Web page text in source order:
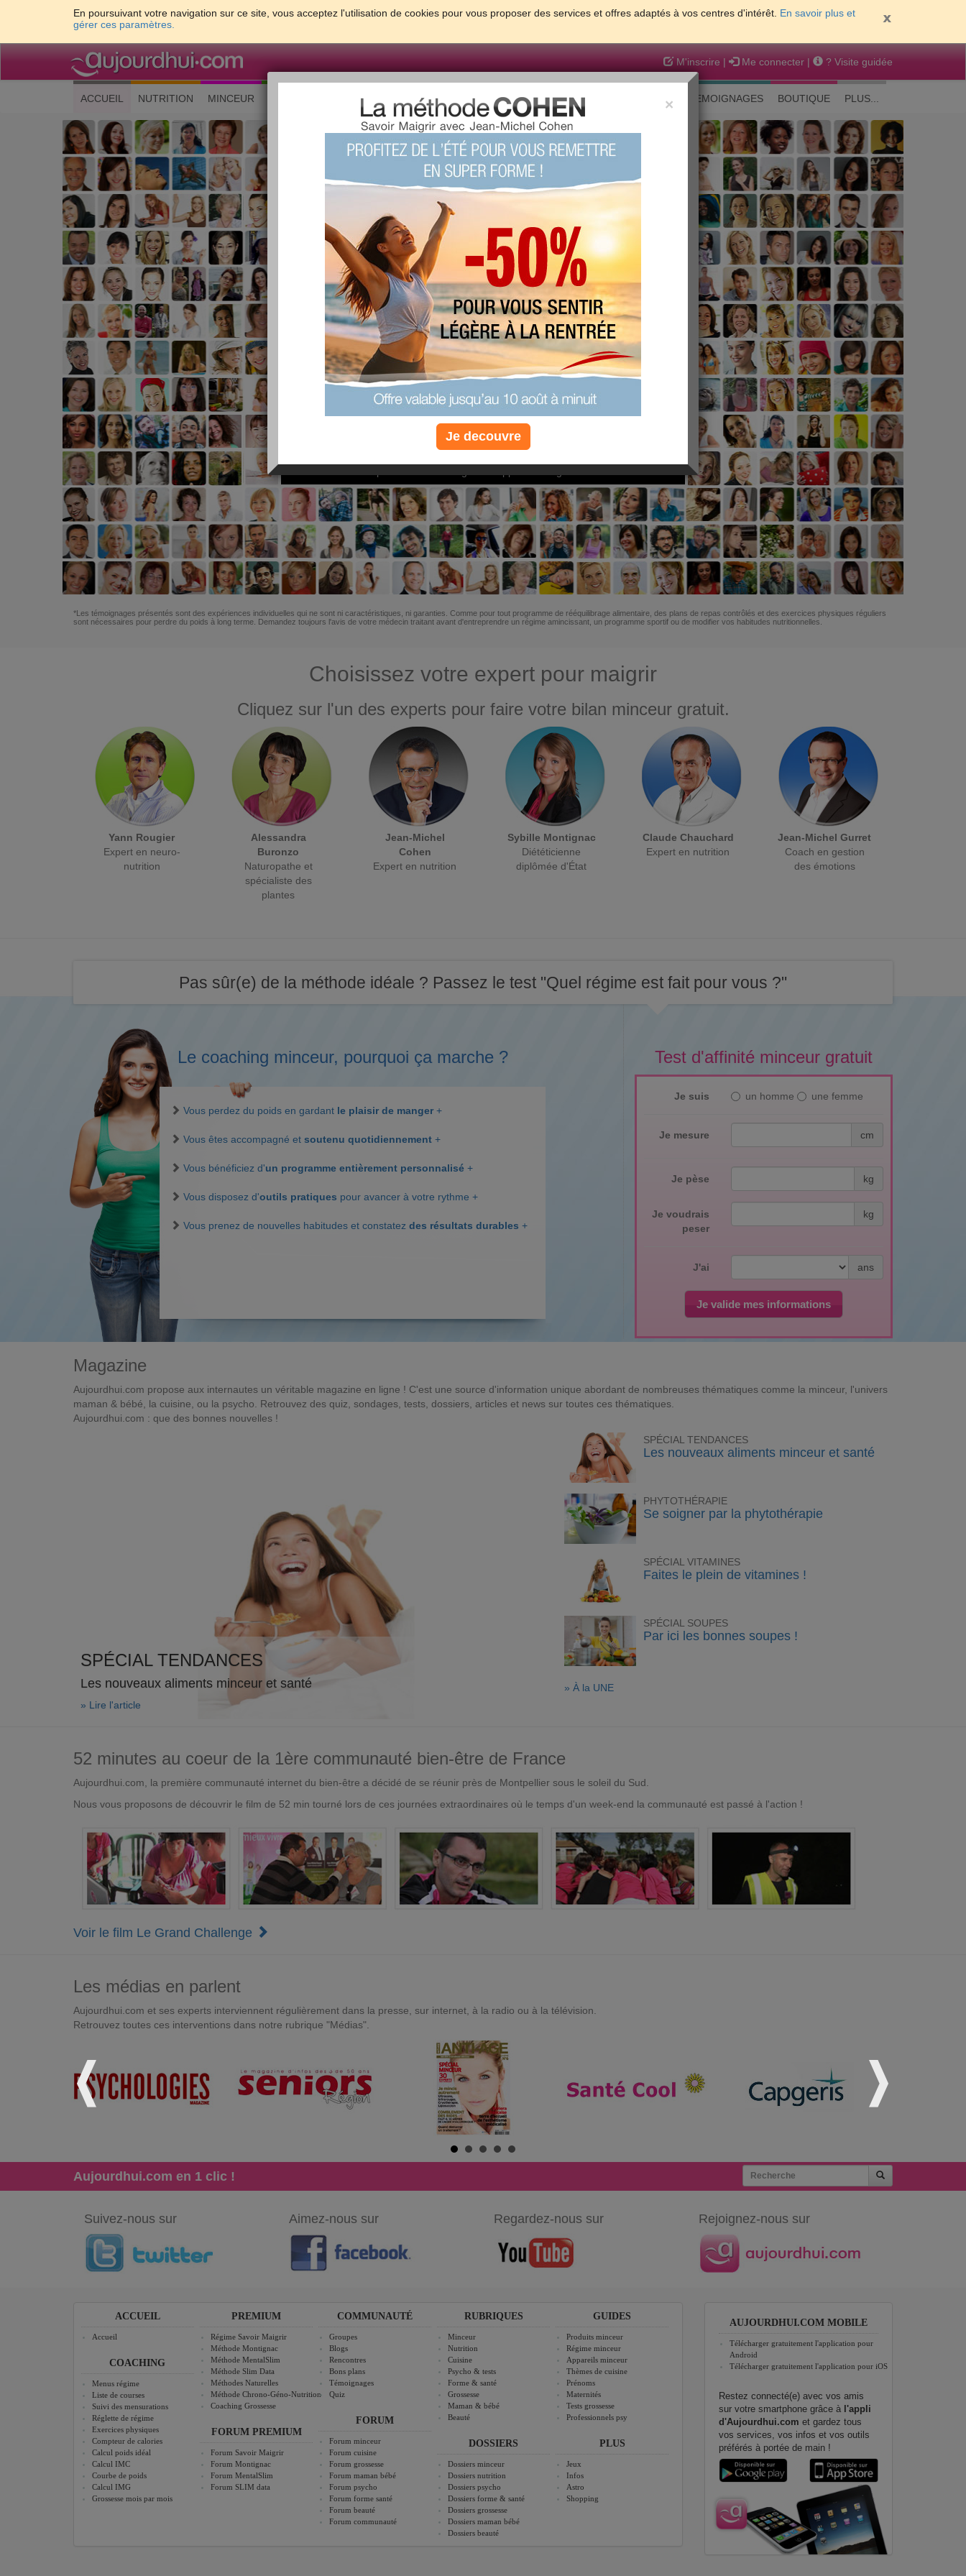
En poursuivant votre navigation sur ce site, vous acceptez l'utilisation de cookies pour vous proposer des services et offres adaptés à vos centres d'intérêt. En savoir plus et
gérer ces paramètres.
M'inscrire | Me connecter | ? Visite guidée
ACCUEIL (current)
NUTRITION MINCEUR FORME & SANTE PSYCHO & TESTS GROSSESSE & BEBE TEMOIGNAGES BOUTIQUE PLUS...
Les meilleures solutions pour maigrir et être bien dans sa peau
PLUS
EFFICACE
PLUS
SANTÉ
PLUS
COACHING
Non, je préfère le régime gratuit
*Les témoignages présentés sont des expériences individuelles qui ne sont ni caractéristiques, ni garanties. Comme pour tout programme de rééquilibrage alimentaire, des plans de repas contrôlés et des exercices physiques réguliers
sont nécessaires pour perdre du poids à long terme. Demandez toujours l'avis de votre médecin traitant avant d'entreprendre un régime amincissant, un programme sportif ou de modifier vos habitudes nutritionnelles.
Choisissez votre expert pour maigrir
Cliquez sur l'un des experts pour faire votre bilan minceur gratuit.
Yann Rougier
Expert en neuro-
nutrition
Alessandra
Buronzo
Naturopathe et
spécialiste des
plantes
Jean-Michel
Cohen
Expert en nutrition
Sybille Montignac
Diététicienne
diplômée d'État
Claude Chauchard
Expert en nutrition
Jean-Michel Gurret
Coach en gestion
des émotions
Pas sûr(e) de la méthode idéale ? Passez le test "Quel régime est fait pour vous ?"
Test d'affinité minceur gratuit
Je suis un homme une femme
Je mesure cm
Je pèse kg
Je voudrais
peser
kg
J'ai ans
Je valide mes informations
Le coaching minceur, pourquoi ça marche ?
Vous perdez du poids en gardant le plaisir de manger +
Vous êtes accompagné et soutenu quotidiennement +
Vous bénéficiez d'un programme entièrement personnalisé +
Vous disposez d'outils pratiques pour avancer à votre rythme +
Vous prenez de nouvelles habitudes et constatez des résultats durables +
Magazine
Aujourdhui.com propose aux internautes un véritable magazine en ligne ! C'est une source d'information unique abordant de nombreuses thématiques comme la minceur, l'univers
maman & bébé, la cuisine, ou la psycho. Retrouvez des quiz, sondages, tests, dossiers, articles et news sur toutes ces thématiques.
Aujourdhui.com : que des bonnes nouvelles !
SPÉCIAL TENDANCES
Les nouveaux aliments minceur et santé
» Lire l'article
SPÉCIAL TENDANCES
Les nouveaux aliments minceur et santé
PHYTOTHÉRAPIE
Se soigner par la phytothérapie
SPÉCIAL VITAMINES
Faites le plein de vitamines !
SPÉCIAL SOUPES
Par ici les bonnes soupes !
» À la UNE
52 minutes au coeur de la 1ère communauté bien-être de France
Aujourdhui.com, la première communauté internet du bien-être a décidé de se réunir près de Montpellier sous le soleil du Sud.
Nous vous proposons de découvrir le film de 52 min tourné lors de ces journées extraordinaires où le temps d'un week-end la communauté est passé à l'action !
Voir le film Le Grand Challenge
Les médias en parlent
Aujourdhui.com et ses experts interviennent régulièrement dans la presse, sur internet, à la radio ou à la télévision.
Retrouvez toutes ces interventions dans notre rubrique "Médias".
Aujourdhui.com en 1 clic !
Suivez-nous sur Aimez-nous sur Regardez-nous sur Rejoignez-nous sur
ACCUEIL
Accueil
COACHING
Menus régime
Liste de courses
Suivi des mensurations
Réglette de régime
Exercices physiques
Compteur de calories
Calcul poids idéal
Calcul IMC
Courbe de poids
Calcul IMG
Grossesse mois par mois
PREMIUM
Régime Savoir Maigrir
Méthode Montignac
Méthode MentalSlim
Méthode Slim Data
Méthodes Naturelles
Méthode Chrono-Géno-Nutrition
Coaching Grossesse
FORUM PREMIUM
Forum Savoir Maigrir
Forum Montignac
Forum MentalSlim
Forum SLIM data
COMMUNAUTÉ
Groupes
Blogs
Rencontres
Bons plans
Témoignages
Quiz
FORUM
Forum minceur
Forum cuisine
Forum grossesse
Forum maman bébé
Forum psycho
Forum forme santé
Forum beauté
Forum communauté
RUBRIQUES
Minceur
Nutrition
Cuisine
Psycho & tests
Forme & santé
Grossesse
Maman & bébé
Beauté
DOSSIERS
Dossiers minceur
Dossiers nutrition
Dossiers psycho
Dossiers forme & santé
Dossiers grossesse
Dossiers maman bébé
Dossiers beauté
GUIDES
Produits minceur
Régime minceur
Appareils minceur
Thèmes de cuisine
Prénoms
Maternités
Tests grossesse
Professionnels psy
PLUS
Jeux
Infos
Astro
Shopping
AUJOURDHUI.COM MOBILE
Télécharger gratuitement l'application pour
Android
Télécharger gratuitement l'application pour iOS
Restez connecté(e) avec vos amis
sur votre smartphone grâce à l'appli
d'Aujourdhui.com et gardez tous
vos services, vos infos et vos outils
préférés à portée de main !
×
Je decouvre